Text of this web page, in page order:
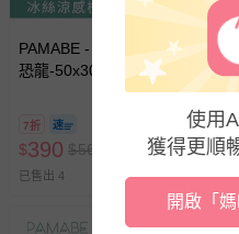
PAMABE - 冰絲涼感枕套-奶油
恐龍-50x30cm
7折
$390 $560
已售出 4
3
使用
獲得更順
開啟「